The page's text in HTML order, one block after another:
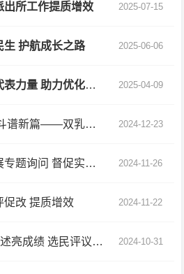
出所工作提质增效 2025-07-15
生 护航成长之路 2025-06-06
双乳镇人大：汇聚人大代表力量 助力优化营商环境 2025-04-09
砥砺实干担使命 团结奋斗谱新篇——双乳镇第二十届人民代表大会第七次会议胜利召开 2024-12-23
汉阴县双乳镇人大：开展专题询问 督促实事办理 2024-11-26
促改 提质增效 2024-11-22
汉阴县双乳镇：“双岗”讲述亮成绩 选民评议促提升 2024-10-31